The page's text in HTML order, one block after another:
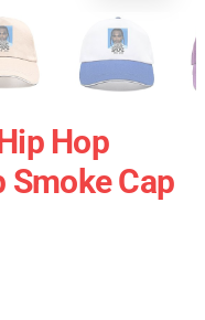
Hop
Smoke Cap